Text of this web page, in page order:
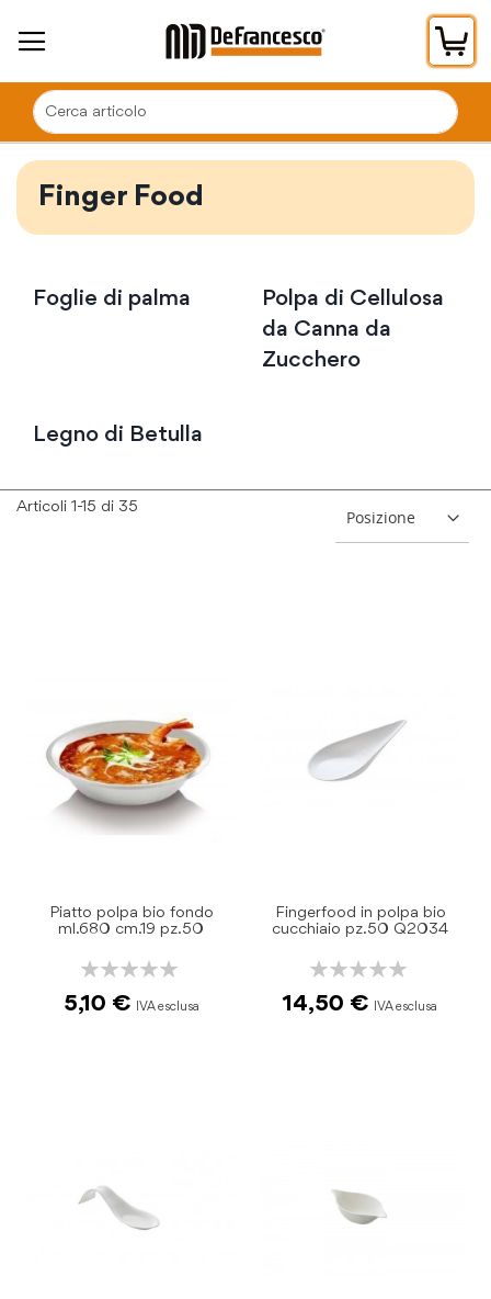
Finger Food
Foglie di palma
Polpa di Cellulosa
da Canna da
Zucchero
Legno di Betulla
Articoli 1-15 di 35
Piatto polpa bio fondo
ml.680 cm.19 pz.50
Rating:
5,10 €
Fingerfood in polpa bio
cucchiaio pz.50 Q2034
Rating:
14,50 €